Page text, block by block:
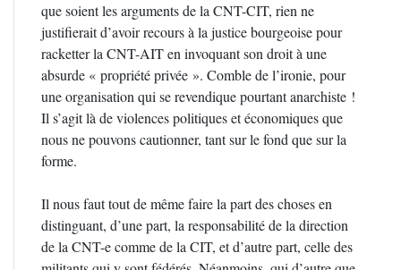
que soient les arguments de la CNT-CIT, rien ne
justifierait d’avoir recours à la justice bourgeoise pour
racketter la CNT-AIT en invoquant son droit à une
absurde « propriété privée ». Comble de l’ironie, pour
une organisation qui se revendique pourtant anarchiste !
Il s’agit là de violences politiques et économiques que
nous ne pouvons cautionner, tant sur le fond que sur la
forme.
Il nous faut tout de même faire la part des choses en
distinguant, d’une part, la responsabilité de la direction
de la CNT-e comme de la CIT, et d’autre part, celle des